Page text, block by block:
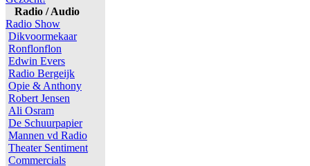
Radio / Audio
Radio Show
Dikvoormekaar
Ronflonflon
Edwin Evers
Radio Bergeijk
Opie & Anthony
Robert Jensen
Ali Osram
De Schuurpapier
Mannen vd Radio
Theater Sentiment
Commercials